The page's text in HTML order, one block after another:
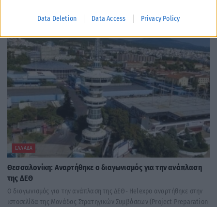
Data Deletion Data Access Privacy Policy
ΕΛΛΆΔΑ
Θεσσαλονίκη: Αναρτήθηκε o διαγωνισμός για την ανάπλαση
της ΔΕΘ
Ο διαγωνισμός για την ανάπλαση της ΔΕΘ- Helexpo αναρτήθηκε στην
ιστοσελίδα της Μονάδας Στρατηγικών Συμβάσεων (Project Preparation